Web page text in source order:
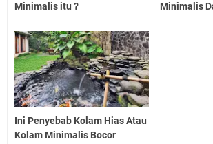
Minimalis itu ?
Minimalis
Ini Penyebab Kolam Hias Atau
Kolam Minimalis Bocor